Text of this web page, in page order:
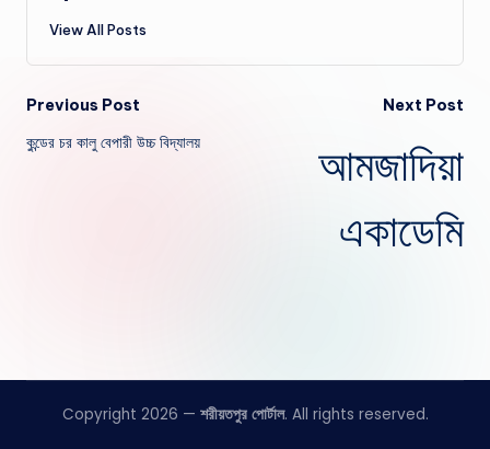
View All Posts
Post
navigation
Previous Post
কুন্ডের চর কালু বেপারী উচ্চ বিদ্যালয়
Next Post
আমজাদিয়া
একাডেমি
Copyright 2026 — শরীয়তপুর পোর্টাল. All rights reserved.